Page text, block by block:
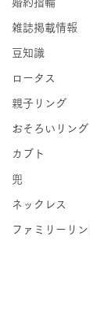
婚約指輪
雑誌掲載情報
豆知識
ロータス
親子リング
おそろいリング
カブト
兜
ネックレス
ファミリーリン